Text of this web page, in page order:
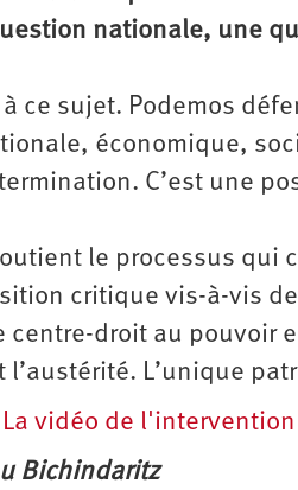
nationale, une
ce sujet. Podemos
économique,
C’est une
le processus qui
critique vis-à-vis
droit au pouvoir
L’unique
La vidéo de
Bichindaritz